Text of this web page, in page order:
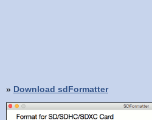
» Download sdFormatter